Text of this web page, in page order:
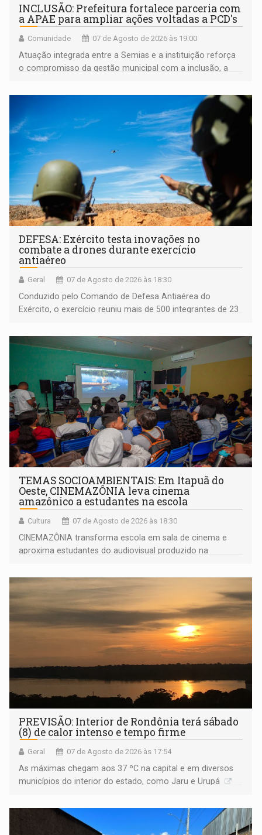
INCLUSÃO: Prefeitura fortalece parceria com
a APAE para ampliar ações voltadas a PCD's
Comunidade 07 de Agosto de 2026 às 19:00
Atuação integrada entre a Semias e a instituição reforça
o compromisso da gestão municipal com a inclusão, a
DEFESA: Exército testa inovações no
combate a drones durante exercício
antiaéreo
Geral 07 de Agosto de 2026 às 18:30
Conduzido pelo Comando de Defesa Antiaérea do
Exército, o exercício reuniu mais de 500 integrantes de 23
TEMAS SOCIOAMBIENTAIS: Em Itapuã do
Oeste, CINEMAZÔNIA leva cinema
amazônico a estudantes na escola
Cultura 07 de Agosto de 2026 às 18:30
CINEMAZÔNIA transforma escola em sala de cinema e
aproxima estudantes do audiovisual produzido na
PREVISÃO: Interior de Rondônia terá sábado
(8) de calor intenso e tempo firme
Geral 07 de Agosto de 2026 às 17:54
As máximas chegam aos 37 ºC na capital e em diversos
municípios do interior do estado, como Jaru e Urupá